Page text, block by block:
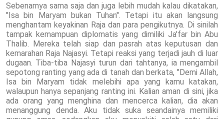
Sebenarnya sama saja dan juga lebih mudah kalau dikatakan,
"Isa bin Maryam bukan Tuhan". Tetapi itu akan langsung
menghantam keyakinan Raja dan para pengikutnya. Di sinilah
tampak kemampuan diplomatis yang dimiliki Ja'far bin Abu
Thalib. Mereka telah siap dan pasrah atas keputusan dan
kemarahan Raja Najasyi. Tetapi reaksi yang terjadi jauh di luar
dugaan. Tiba-tiba Najasyi turun dari tahtanya, ia mengambil
sepotong ranting yang ada di tanah dan berkata, "Demi Allah,
Isa bin Maryam tidak melebihi apa yang kamu katakan,
walaupun hanya sepanjang ranting ini. Kalian aman di sini, jika
ada orang yang menghina dan mencerca kalian, dia akan
menanggung denda. Aku tidak suka seandainya memiliki